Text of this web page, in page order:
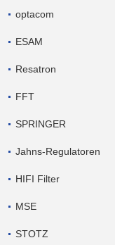
optacom
ESAM
Resatron
FFT
SPRINGER
Jahns-Regulatoren
HIFI Filter
MSE
STOTZ